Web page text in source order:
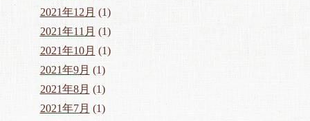
2021年12月 (1)
2021年11月 (1)
2021年10月 (1)
2021年9月 (1)
2021年8月 (1)
2021年7月 (1)